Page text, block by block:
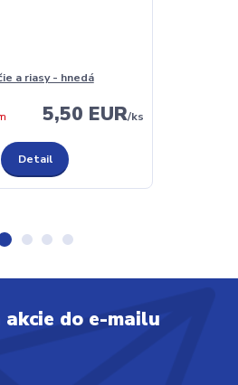
a riasy - hnedá
5,50 EUR/ks
Detail
akcie do e-mailu